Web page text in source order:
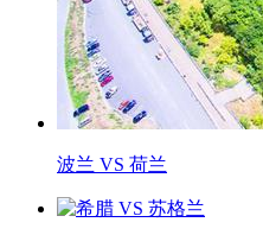
波兰 VS 荷兰